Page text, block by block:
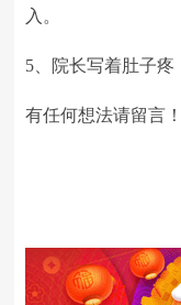
入。
5、院长写着肚子疼
有任何想法请留言！